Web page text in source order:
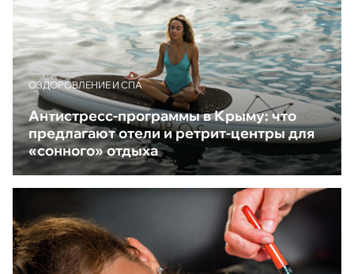
ОЗДОРОВЛЕНИЕ И СПА
Антистресс-программы в Крыму: что
предлагают отели и ретрит-центры для
«сонного» отдыха